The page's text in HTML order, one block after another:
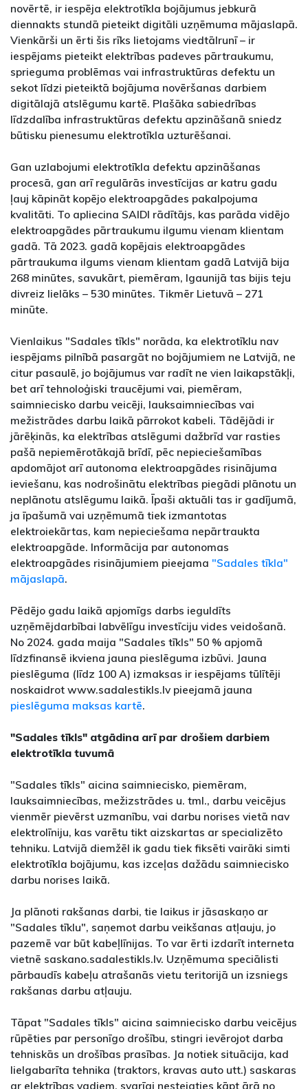
novērtē, ir iespēja elektrotīkla bojājumus jebkurā
diennakts stundā pieteikt digitāli uzņēmuma mājaslapā.
Vienkārši un ērti šis rīks lietojams viedtālrunī – ir
iespējams pieteikt elektrības padeves pārtraukumu,
sprieguma problēmas vai infrastruktūras defektu un
sekot līdzi pieteiktā bojājuma novēršanas darbiem
digitālajā atslēgumu kartē. Plašāka sabiedrības
līdzdalība infrastruktūras defektu apzināšanā sniedz
būtisku pienesumu elektrotīkla uzturēšanai.
Gan uzlabojumi elektrotīkla defektu apzināšanas
procesā, gan arī regulārās investīcijas ar katru gadu
ļauj kāpināt kopējo elektroapgādes pakalpojuma
kvalitāti. To apliecina SAIDI rādītājs, kas parāda vidējo
elektroapgādes pārtraukumu ilgumu vienam klientam
gadā. Tā 2023. gadā kopējais elektroapgādes
pārtraukuma ilgums vienam klientam gadā Latvijā bija
268 minūtes, savukārt, piemēram, Igaunijā tas bijis teju
divreiz lielāks – 530 minūtes. Tikmēr Lietuvā – 271
minūte.
Vienlaikus "Sadales tīkls" norāda, ka elektrotīklu nav
iespējams pilnībā pasargāt no bojājumiem ne Latvijā, ne
citur pasaulē, jo bojājumus var radīt ne vien laikapstākļi,
bet arī tehnoloģiski traucējumi vai, piemēram,
saimniecisko darbu veicēji, lauksaimniecības vai
mežistrādes darbu laikā pārrokot kabeli. Tādējādi ir
jārēķinās, ka elektrības atslēgumi dažbrīd var rasties
pašā nepiemērotākajā brīdī, pēc nepieciešamības
apdomājot arī autonoma elektroapgādes risinājuma
ieviešanu, kas nodrošinātu elektrības piegādi plānotu un
neplānotu atslēgumu laikā. Īpaši aktuāli tas ir gadījumā,
ja īpašumā vai uzņēmumā tiek izmantotas
elektroiekārtas, kam nepieciešama nepārtraukta
elektroapgāde. Informācija par autonomas
elektroapgādes risinājumiem pieejama "Sadales tīkla"
mājaslapā.
Pēdējo gadu laikā apjomīgs darbs ieguldīts
uzņēmējdarbībai labvēlīgu investīciju vides veidošanā.
No 2024. gada maija "Sadales tīkls" 50 % apjomā
līdzfinansē ikviena jauna pieslēguma izbūvi. Jauna
pieslēguma (līdz 100 A) izmaksas ir iespējams tūlītēji
noskaidrot www.sadalestikls.lv pieejamā jauna
pieslēguma maksas kartē.
"Sadales tīkls" atgādina arī par drošiem darbiem
elektrotīkla tuvumā
"Sadales tīkls" aicina saimniecisko, piemēram,
lauksaimniecības, mežizstrādes u. tml., darbu veicējus
vienmēr pievērst uzmanību, vai darbu norises vietā nav
elektrolīniju, kas varētu tikt aizskartas ar specializēto
tehniku. Latvijā diemžēl ik gadu tiek fiksēti vairāki simti
elektrotīkla bojājumu, kas izceļas dažādu saimniecisko
darbu norises laikā.
Ja plānoti rakšanas darbi, tie laikus ir jāsaskaņo ar
"Sadales tīklu", saņemot darbu veikšanas atļauju, jo
pazemē var būt kabeļlīnijas. To var ērti izdarīt interneta
vietnē saskano.sadalestikls.lv. Uzņēmuma speciālisti
pārbaudīs kabeļu atrašanās vietu teritorijā un izsniegs
rakšanas darbu atļauju.
Tāpat "Sadales tīkls" aicina saimniecisko darbu veicējus
rūpēties par personīgo drošību, stingri ievērojot darba
tehniskās un drošības prasības. Ja notiek situācija, kad
lielgabarīta tehnika (traktors, kravas auto utt.) saskaras
ar elektrības vadiem, svarīgi nesteigties kāpt ārā no